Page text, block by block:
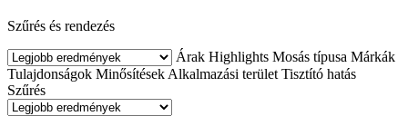
Szűrés és rendezés
Árak Highlights Mosás típusa Márkák
Tulajdonságok Minősítések Alkalmazási terület Tisztító hatás
Szűrés